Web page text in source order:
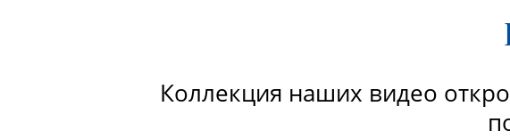
Коллекция наших видео